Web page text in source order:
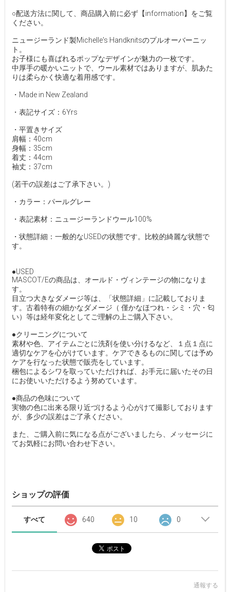
○配送方法に関して、商品購入前に必ず【information】をご覧
ください。
ニュージーランド製Michelle's Handknitsのプルオーバーニッ
ト。
お子様にも喜ばれるポップなデザインが魅力の一枚です。
中厚手の暖かいニットで、ウール素材ではありますが、肌あた
りは柔らかく快適な着用感です。
・Made in New Zealand
・表記サイズ：6Yrs
・平置きサイズ
肩幅：40cm
身幅：35cm
着丈：44cm
袖丈：37cm
(若干の誤差はご了承下さい。)
・カラー：パールグレー
・表記素材：ニュージーランドウール100%
・状態詳細：一般的なUSEDの状態です。比較的綺麗な状態で
す。
●USED
MASCOT/Eの商品は、オールド・ヴィンテージの物になりま
す。
目立つ大きなダメージ等は、「状態詳細」に記載しておりま
す。古着特有の細かなダメージ（ 僅かなほつれ・シミ・穴・匂
い）等は経年変化としてご理解の上ご購入下さい。
●クリーニングについて
素材や色、アイテムごとに洗剤を使い分けるなど、１点１点に
適切なケアを心がけています。ケアできるものに関しては予め
ケアを行なった状態で販売をしています。
梱包によるシワを取っていただければ、お手元に届いたその日
にお使いいただけるよう努めています。
●商品の色味について
実物の色に出来る限り近づけるよう心がけて撮影しております
が、多少の誤差はご了承ください。
また、ご購入前に気になる点がございましたら、メッセージに
てお気軽にお問い合わせ下さい。
ショップの評価
すべて 640 10 0
通報する